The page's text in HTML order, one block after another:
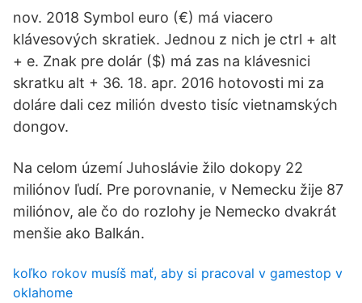
nov. 2018 Symbol euro (€) má viacero
klávesových skratiek. Jednou z nich je ctrl + alt
+ e. Znak pre dolár ($) má zas na klávesnici
skratku alt + 36. 18. apr. 2016 hotovosti mi za
doláre dali cez milión dvesto tisíc vietnamských
dongov.
Na celom území Juhoslávie žilo dokopy 22
miliónov ľudí. Pre porovnanie, v Nemecku žije 87
miliónov, ale čo do rozlohy je Nemecko dvakrát
menšie ako Balkán.
koľko rokov musíš mať, aby si pracoval v gamestop v
oklahome